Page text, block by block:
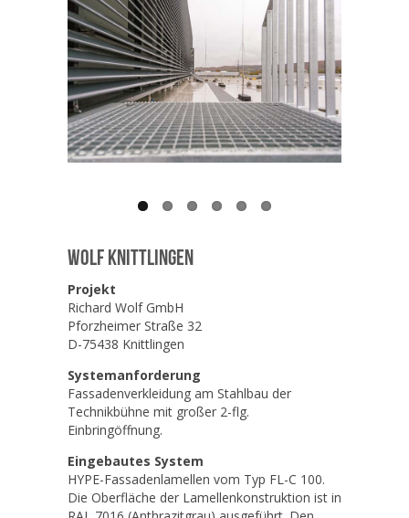
Wolf Knittlingen
Projekt
Richard Wolf GmbH
Pforzheimer Straße 32
D-75438 Knittlingen
Systemanforderung
Fassadenverkleidung am Stahlbau der
Technikbühne mit großer 2-flg.
Einbringöffnung.
Eingebautes System
HYPE-Fassadenlamellen vom Typ FL-C 100.
Die Oberfläche der Lamellenkonstruktion ist in